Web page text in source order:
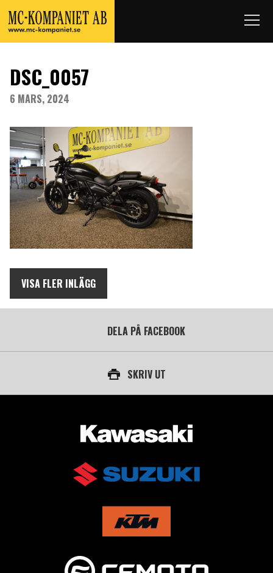
DSC_0057
6 MARS, 2024
VISA FLER INLÄGG
DELA PÅ FACEBOOK
SKRIV UT
AUKTORISERAD ÅTERFÖRSÄLJARE AV